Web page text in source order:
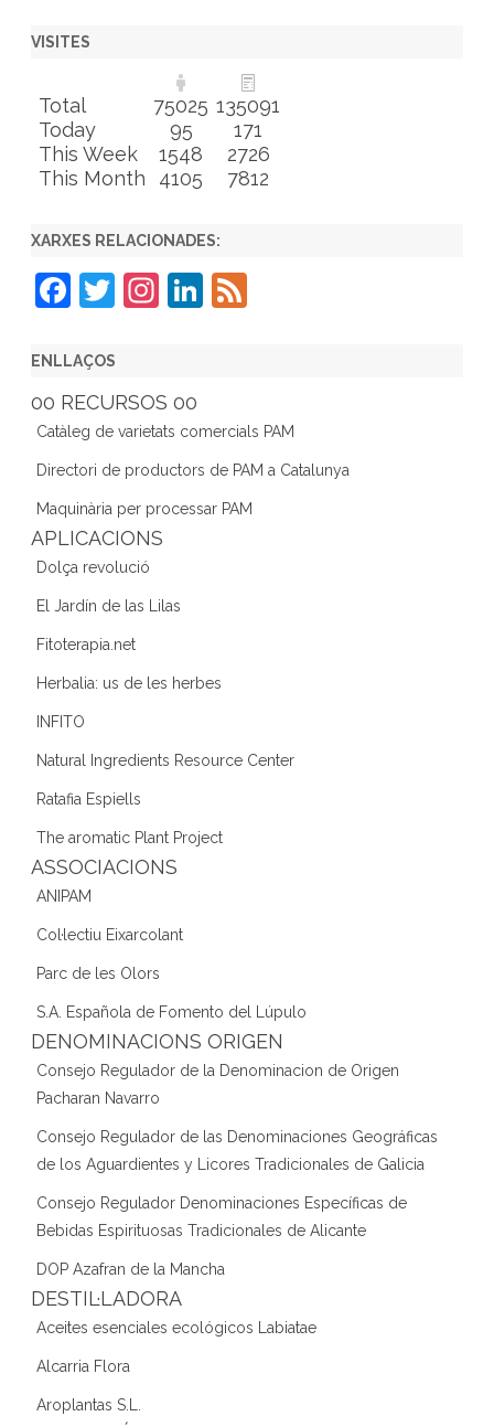
VISITES
Total 75025 135091
Today
95
171
This Week
1548
2726
This Month
4105 7812
XARXES RELACIONADES:
F
c
e
b
o
o
k
T
er
In
gr
a
m
Li
dI
n
ENLLAÇOS
00 RECURSOS 00
Catàleg de varietats comercials PAM
Directori de productors de PAM a Catalunya
Maquinària per processar PAM
APLICACIONS
Dolça revolució
El Jardín de las Lilas
Fitoterapia.net
Herbalia: us de les herbes
INFITO
Natural Ingredients Resource Center
Ratafia Espiells
The aromatic Plant Project
ASSOCIACIONS
ANIPAM
Col·lectiu Eixarcolant
Parc de les Olors
S.A. Española de Fomento del Lúpulo
DENOMINACIONS ORIGEN
Consejo Regulador de la Denominacion de Origen
Pacharan Navarro
Consejo Regulador de las Denominaciones Geográficas
de los Aguardientes y Licores Tradicionales de Galicia
Consejo Regulador Denominaciones Específicas de
Bebidas Espirituosas Tradicionales de Alicante
DOP Azafran de la Mancha
DESTIL·LADORA
Aceites esenciales ecológicos Labiatae
Alcarria Flora
Aroplantas S.L.